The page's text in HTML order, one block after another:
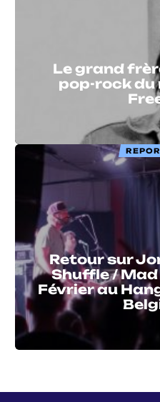
Le grand
pop-rock du
Retour sur
Shuffle /
Février au